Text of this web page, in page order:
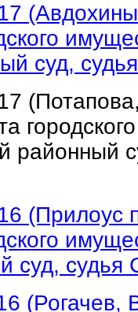
(Авдохины
суд,
районный
(Прилоус
суд, судья
(Рогачев,